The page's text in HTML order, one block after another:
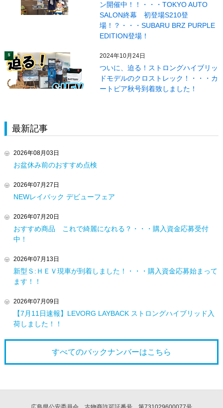
ン開催中！！・・・TOKYO AUTO
SALON終幕 初登場S210登
場！？・・・SUBARU BRZ PURPLE
EDITION登場！
5 2024年10月24日
ついに、迫る！ストロングハイブリッ
ドモデルのクロストレック！・・・カ
ートピア秋号到着致しました！
最新記事
2026年08月03日
お盆休み前のおすすめ点検
2026年07月27日
NEWレイバック デビューフェア
2026年07月20日
おすすめ商品 これで綺麗になれる？・・・購入資金応募受付
中！
2026年07月13日
新型Ｓ:ＨＥＶ現車が到着しました！・・・購入資金応募始まって
ます！！
2026年07月09日
【7月11日速報】LEVORG LAYBACK ストロングハイブリッド入
荷しました！！
すべてのバックナンバーはこちら